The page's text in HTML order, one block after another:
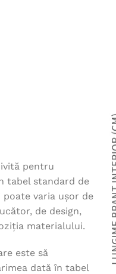
pentru
tabel standard de
varia ușor de
de design,
materialului.
este să
dată în tabel